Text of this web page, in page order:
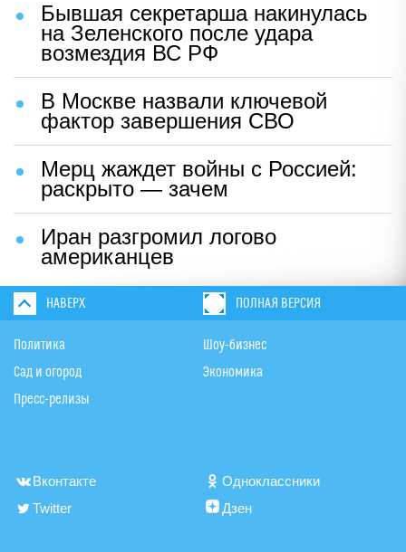
Бывшая секретарша накинулась
на Зеленского после удара
возмездия ВС РФ
В Москве назвали ключевой
фактор завершения СВО
Мерц жаждет войны с Россией:
раскрыто — зачем
Иран разгромил логово
американцев
НАВЕРХ ПОЛНАЯ ВЕРСИЯ
Политика
Сад и огород
Пресс-релизы
Шоу-бизнес
Экономика
Вконтакте
Одноклассники
Twitter
Дзен